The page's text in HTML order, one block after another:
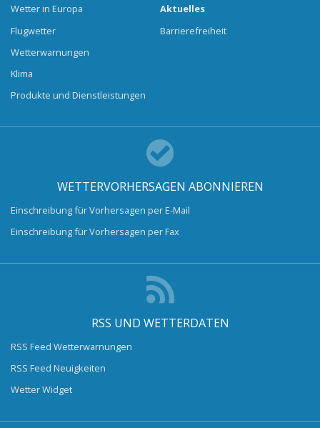
Wetter in Europa
Flugwetter
Wetterwarnungen
Klima
Produkte und Dienstleistungen
Aktuelles
Barrierefreiheit
WETTERVORHERSAGEN ABONNIEREN
Einschreibung für Vorhersagen per E-Mail
Einschreibung für Vorhersagen per Fax
RSS UND WETTERDATEN
RSS Feed Wetterwarnungen
RSS Feed Neuigkeiten
Wetter Widget